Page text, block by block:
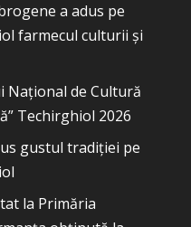
a adus pe
farmecul culturii și
Național de Cultură
Techirghiol 2026
gustul tradiției pe
la Primăria